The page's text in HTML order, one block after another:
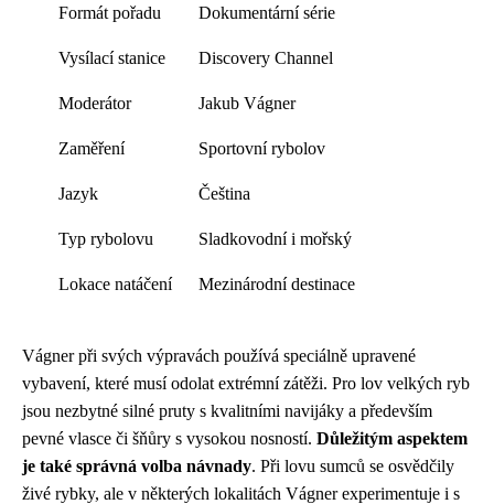
Formát pořadu Dokumentární série
Vysílací stanice Discovery Channel
Moderátor Jakub Vágner
Zaměření Sportovní rybolov
Jazyk Čeština
Typ rybolovu Sladkovodní i mořský
Lokace natáčení Mezinárodní destinace
Vágner při svých výpravách používá speciálně upravené
vybavení, které musí odolat extrémní zátěži. Pro lov velkých ryb
jsou nezbytné silné pruty s kvalitními navijáky a především
pevné vlasce či šňůry s vysokou nosností. Důležitým aspektem
je také správná volba návnady. Při lovu sumců se osvědčily
živé rybky, ale v některých lokalitách Vágner experimentuje i s